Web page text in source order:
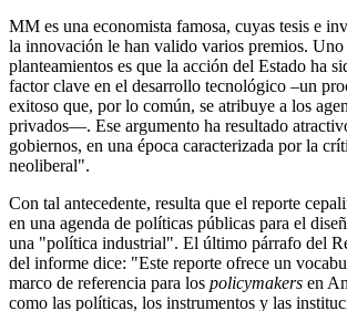
MM es una economista famosa, cuyas tesis e
la innovación le han valido varios premios. Uno
planteamientos es que la acción del Estado ha
factor clave en el desarrollo tecnológico –un
exitoso que, por lo común, se atribuye a los
privados—. Ese argumento ha resultado
gobiernos, en una época caracterizada por la
neoliberal".
Con tal antecedente, resulta que el reporte
en una agenda de políticas públicas para el
una "política industrial". El último párrafo del
del informe dice: "Este reporte ofrece un
marco de referencia para los policymakers en
como las políticas, los instrumentos y las